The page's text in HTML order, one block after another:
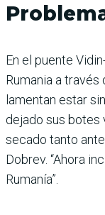
En el puente
Rumania a
lamentan estar
dejado sus botes
secado tanto
Dobrev. “Ahora
Rumanía”.